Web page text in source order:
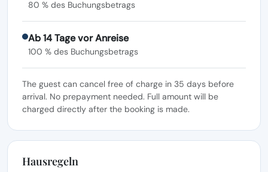
80 % des Buchungsbetrags
Ab 14 Tage vor Anreise
100 % des Buchungsbetrags
The guest can cancel free of charge in 35 days before
arrival. No prepayment needed. Full amount will be
charged directly after the booking is made.
Hausregeln